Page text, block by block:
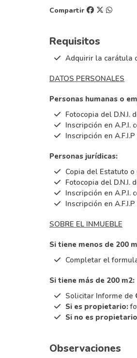
Compartir
Requisitos
Adquirir la carátula
DATOS PERSONALES
Personas humanas o
Fotocopia del
Inscripción en
Inscripción en
Personas jurídicas:
Copia del Estatuto
Fotocopia del D.N.I.
Inscripción en
Inscripción en
SOBRE EL INMUEBLE
Si tiene menos de 200
Completar el
Si tiene más de 200 m2:
Solicitar Informe de
Si es propietario:
Si no es
Observaciones